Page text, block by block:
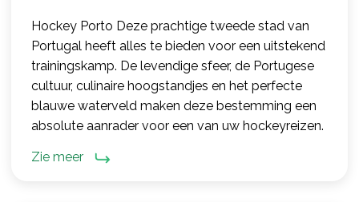
Hockey Porto Deze prachtige tweede stad van
Portugal heeft alles te bieden voor een uitstekend
trainingskamp. De levendige sfeer, de Portugese
cultuur, culinaire hoogstandjes en het perfecte
blauwe waterveld maken deze bestemming een
absolute aanrader voor een van uw hockeyreizen.
Zie meer